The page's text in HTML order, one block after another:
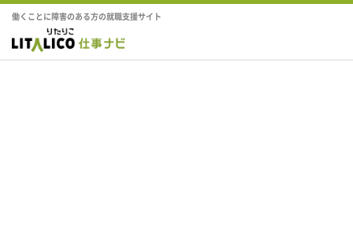
働くことに障害のある方の就職支援サイト